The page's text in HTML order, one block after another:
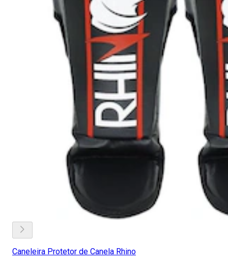
Caneleira Protetor de Canela Rhino